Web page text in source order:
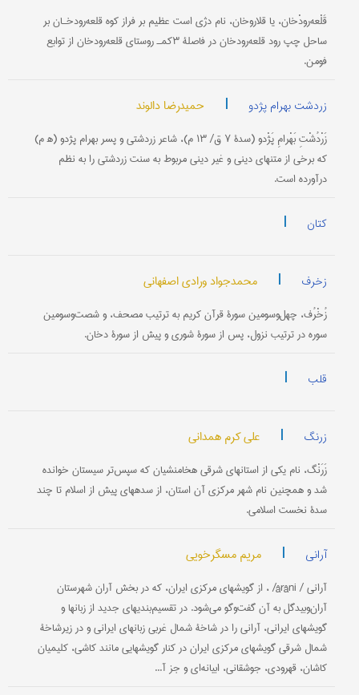
قَلْعه‌رودْخان، یا قلاروخان، نام دژی است عظیم بر فراز کوه قلعه‌رودخـان بر
ساحل چپ رود قلعه‌رودخان در فاصلۀ ۳کمـ روستای قلعه‌رودخان از توابع
فومن.
زردشت بهرام پژدو | حمیدرضا دالوند
زَرْدُشْتِ بَهْرامِ پَژْدو (سدۀ ۷ ق/ ۱۳ م)، شاعر زردشتی و پسر بهرام پژدو (ه‍ م)
که برخی از متنهای دینی و غیر دینی مربوط به سنت زردشتی را به نظم
درآورده است.
کتان |
زخرف | محمدجواد ورادی اصفهانی
زُخْرُف، چهل‌وسومین سورۀ قرآن کریم به ترتیب مصحف، و شصت‌وسومین
سوره در ترتیب نزول، پس از سورۀ شورى و پیش از سورۀ دخان.
قلب |
زرنگ | علی کرم همدانی
زَرَنْگ، نام یکی از استانهای شرقی هخامنشیان که سپس‌تر سیستان خوانده
شد و همچنین نام شهر مرکزی آن استان، از سده‏های پیش از اسلام تا چند
سدۀ نخست اسلامی.
آرانی | مریم مسگرخویی
آرانی / ârâni/ ، از گویشهای مرکزی ایران، که در بخش آران شهرستان
آران‌وبیدگل به آن گفت‌وگو می‌شود. در تقسیم‌بندیهای جدید از زبانها و
گویشهای ایرانی، آرانی را در شاخۀ شمال غربی زبانهای ایرانی و در زیرشاخۀ
شمال شرقی گویشهای مرکزی ایران در کنار گویشهایی مانند کاشی، کلیمیان
کاشان، قهرودی، جوشقانی، ابیانه‌ای و جز آ...